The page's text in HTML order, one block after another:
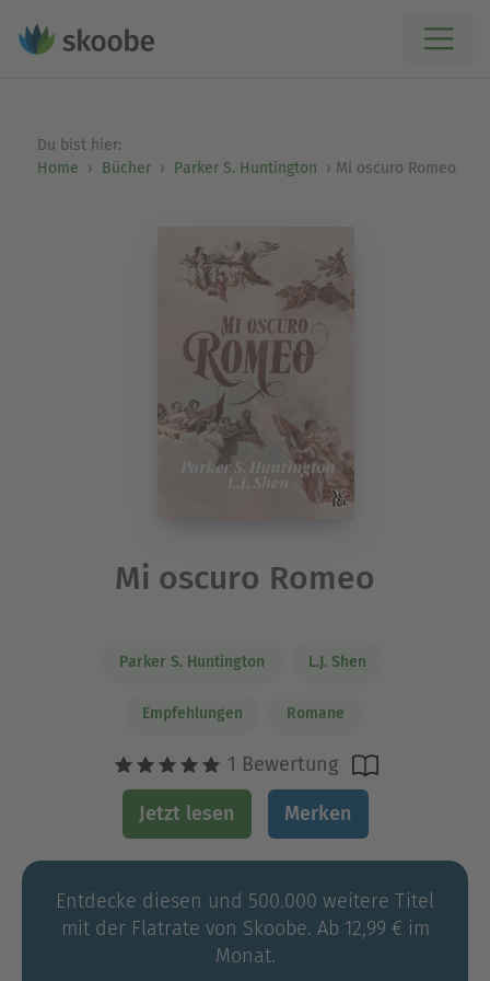
Du bist hier:
Home
Bücher Parker S. Huntington Mi oscuro Romeo
Mi oscuro Romeo
Parker S. Huntington L.J. Shen
Empfehlungen Romane
1 Bewertung
Jetzt lesen Merken
Entdecke diesen und 500.000 weitere Titel
mit der Flatrate von Skoobe. Ab 12,99 € im
Monat.